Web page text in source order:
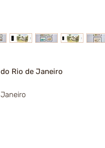
Rio de Janeiro